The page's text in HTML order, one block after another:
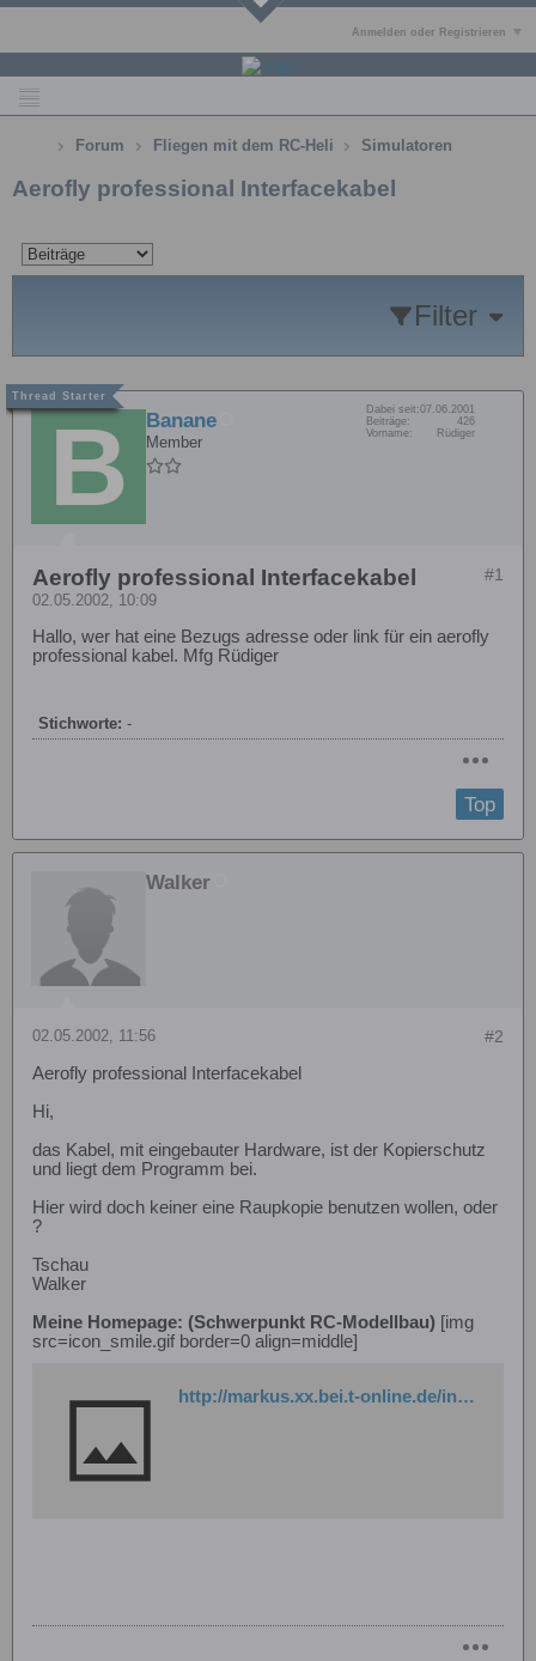
Anmelden oder Registrieren
Forum Fliegen mit dem RC-Heli Simulatoren
Aerofly professional Interfacekabel
Filter
Banane
Member
Dabei seit:07.06.2001
Beiträge:
426
Vorname:
Rüdiger
#1
Aerofly professional Interfacekabel
02.05.2002, 10:09
Hallo, wer hat eine Bezugs adresse oder link für ein aerofly
professional kabel. Mfg Rüdiger
Stichworte: -
Top
Walker
#2
02.05.2002, 11:56
Aerofly professional Interfacekabel
Hi,
das Kabel, mit eingebauter Hardware, ist der Kopierschutz
und liegt dem Programm bei.
Hier wird doch keiner eine Raupkopie benutzen wollen, oder
?
Tschau
Walker
Meine Homepage: (Schwerpunkt RC-Modellbau) [img
src=icon_smile.gif border=0 align=middle]
http://markus.xx.bei.t-online.de/index.html